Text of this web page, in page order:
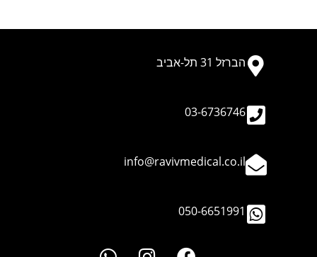
הברזל 31 תל-אביב​
03-6736746
info@ravivmedical.co.il
050-6651991